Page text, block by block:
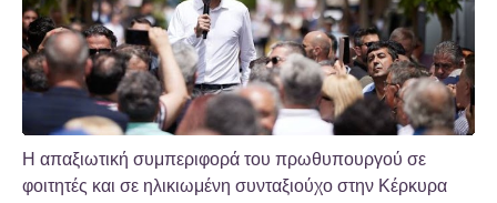
Η απαξιωτική συμπεριφορά του πρωθυπουργού σε
φοιτητές και σε ηλικιωμένη συνταξιούχο στην Κέρκυρα